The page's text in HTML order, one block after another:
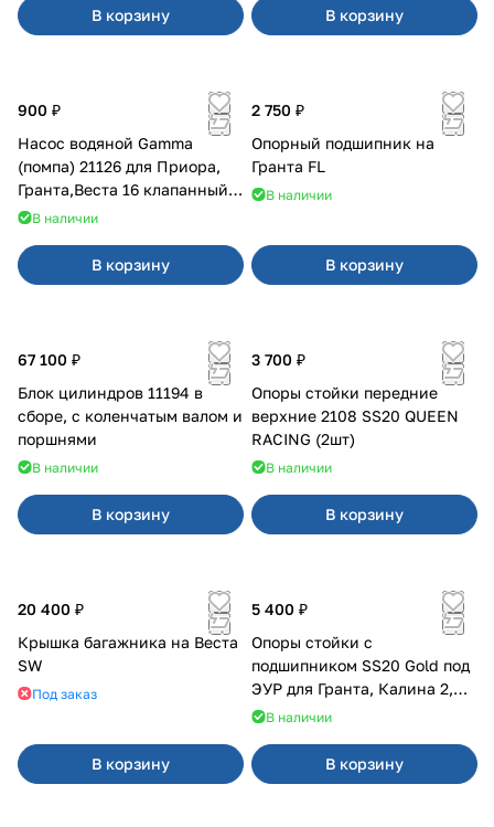
В корзину В корзину
900 ₽
Насос водяной Gamma
(помпа) 21126 для Приора,
Гранта,Веста 16 клапанный
двигатель.
В наличии
В корзину
2 750 ₽
Опорный подшипник на
Гранта FL
В наличии
В корзину
67 100 ₽
Блок цилиндров 11194 в
сборе, с коленчатым валом и
поршнями
В наличии
В корзину
3 700 ₽
Опоры стойки передние
верхние 2108 SS20 QUEEN
RACING (2шт)
В наличии
В корзину
20 400 ₽
Крышка багажника на Веста
SW
Под заказ
В корзину
5 400 ₽
Опоры стойки с
подшипником SS20 Gold под
ЭУР для Гранта, Калина 2,
Datsun
В наличии
В корзину